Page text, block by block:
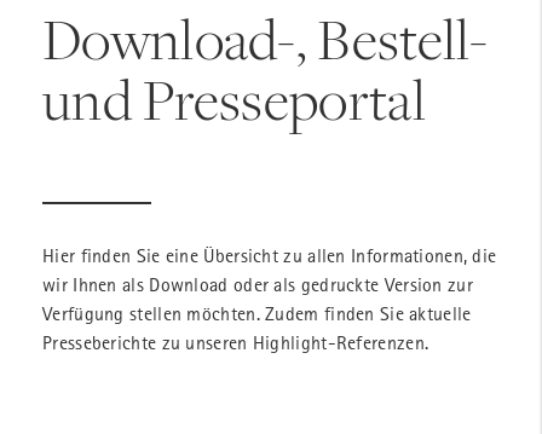
Download-, Bestell-
und Presseportal
Hier finden Sie eine Übersicht zu allen Informationen, die
wir Ihnen als Download oder als gedruckte Version zur
Verfügung stellen möchten. Zudem finden Sie aktuelle
Presseberichte zu unseren Highlight-Referenzen.